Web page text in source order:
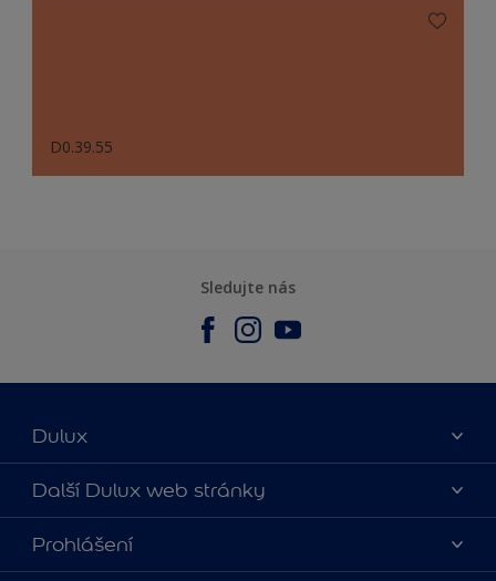
D0.39.55
Sledujte nás
Dulux
O nás
Kontaktujte nás
Najít obchod
Další Dulux web stránky
duluxmalir.cz
duluxmaliar.sk
Prohlášení